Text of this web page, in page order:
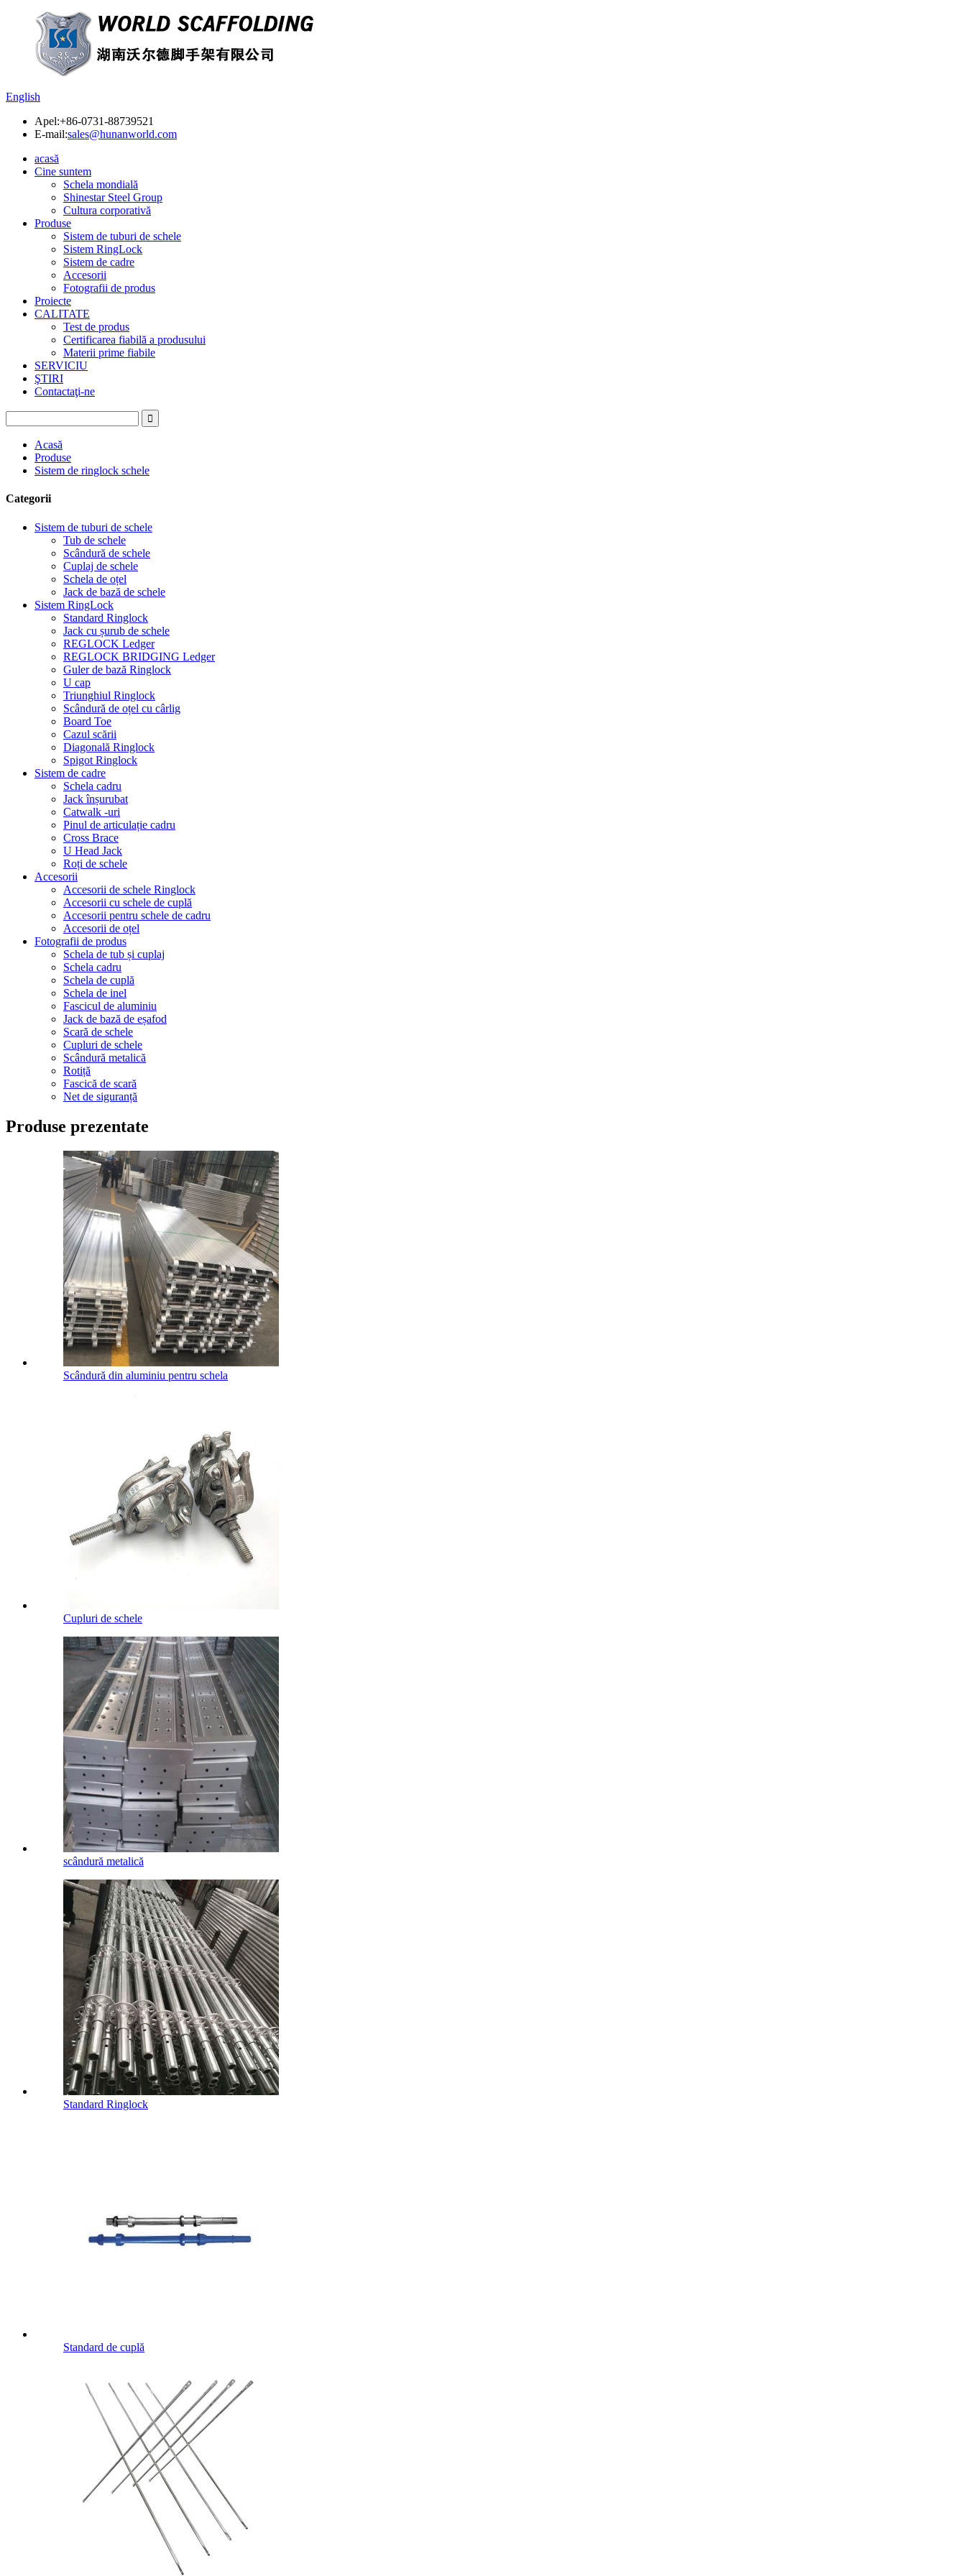
English
Apel:+86-0731-88739521
E-mail:sales@hunanworld.com
acasă
Cine suntem
Schela mondială
Shinestar Steel Group
Cultura corporativă
Produse
Sistem de tuburi de schele
Sistem RingLock
Sistem de cadre
Accesorii
Fotografii de produs
Proiecte
CALITATE
Test de produs
Certificarea fiabilă a produsului
Materii prime fiabile
SERVICIU
ŞTIRI
Contactaţi-ne
Acasă
Produse
Sistem de ringlock schele
Categorii
Sistem de tuburi de schele
Tub de schele
Scândură de schele
Cuplaj de schele
Schela de oțel
Jack de bază de schele
Sistem RingLock
Standard Ringlock
Jack cu șurub de schele
REGLOCK Ledger
REGLOCK BRIDGING Ledger
Guler de bază Ringlock
U cap
Triunghiul Ringlock
Scândură de oțel cu cârlig
Board Toe
Cazul scării
Diagonală Ringlock
Spigot Ringlock
Sistem de cadre
Schela cadru
Jack înșurubat
Catwalk -uri
Pinul de articulație cadru
Cross Brace
U Head Jack
Roți de schele
Accesorii
Accesorii de schele Ringlock
Accesorii cu schele de cuplă
Accesorii pentru schele de cadru
Accesorii de oțel
Fotografii de produs
Schela de tub și cuplaj
Schela cadru
Schela de cuplă
Schela de inel
Fascicul de aluminiu
Jack de bază de eșafod
Scară de schele
Cupluri de schele
Scândură metalică
Rotiță
Fascică de scară
Net de siguranță
Produse prezentate
Scândură din aluminiu pentru schela
Cupluri de schele
scândură metalică
Standard Ringlock
Standard de cuplă